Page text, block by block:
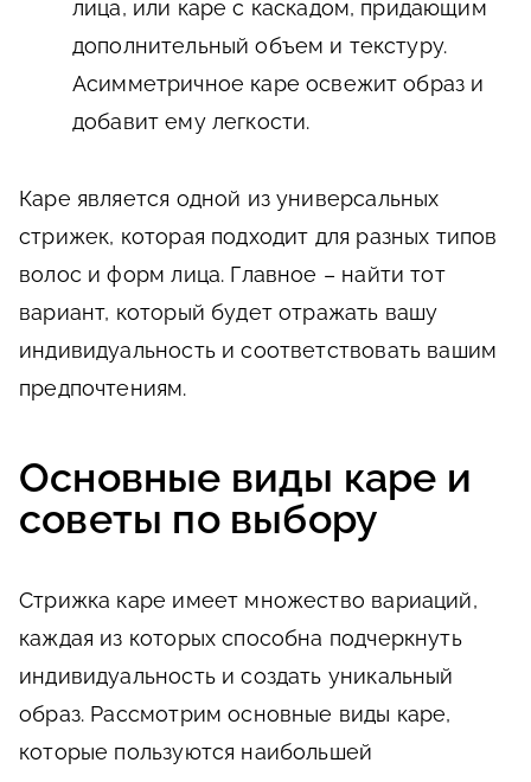
лица, или каре с каскадом, придающим
дополнительный объем и текстуру.
Асимметричное каре освежит образ и
добавит ему легкости.
Каре является одной из универсальных
стрижек, которая подходит для разных типов
волос и форм лица. Главное – найти тот
вариант, который будет отражать вашу
индивидуальность и соответствовать вашим
предпочтениям.
Основные виды каре и
советы по выбору
Стрижка каре имеет множество вариаций,
каждая из которых способна подчеркнуть
индивидуальность и создать уникальный
образ. Рассмотрим основные виды каре,
которые пользуются наибольшей